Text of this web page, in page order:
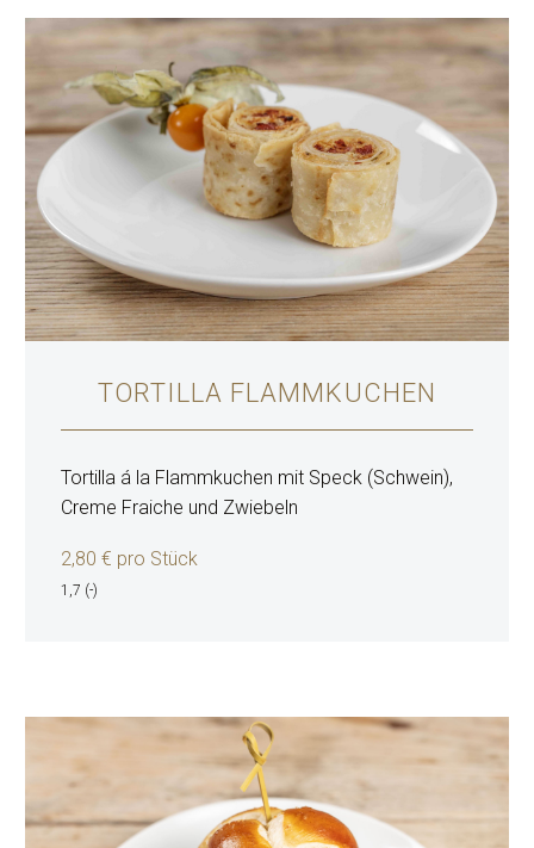
TORTILLA FLAMMKUCHEN
Tortilla á la Flammkuchen mit Speck (Schwein),
Creme Fraiche und Zwiebeln
2,80 € pro Stück
1,7 (-)